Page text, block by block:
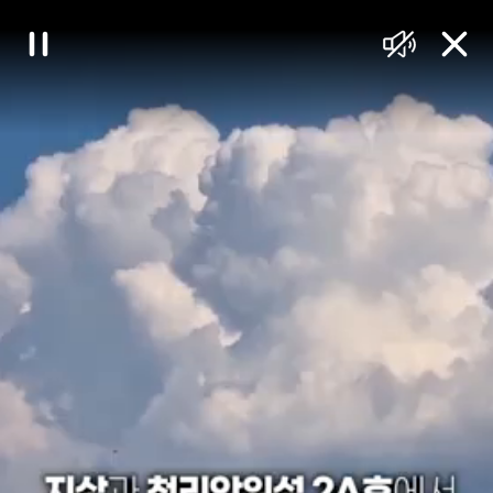
대
한
민
국
정
책
브
리
핑
일
시
정
지
음
소
거
닫
기